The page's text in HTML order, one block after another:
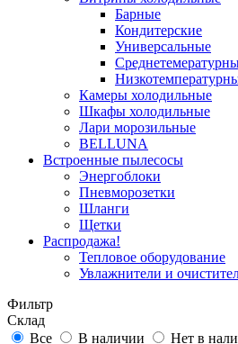
Барные
Кондитерские
Универсальные
Камеры холодильные
Шкафы холодильные
Лари морозильные
BELLUNA
Встроенные пылесосы
Энергоблоки
Пневморозетки
Шланги
Щетки
Распродажа!
Тепловое оборудование
Увлажнители и
Фильтр
Склад
Все
В наличии
Нет в